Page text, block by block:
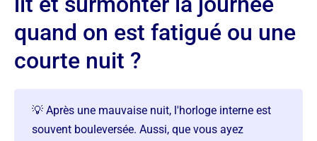
quand on est fatigué ou une
courte nuit ?
💡 Après une mauvaise nuit, l'horloge interne est
souvent bouleversée. Aussi, que vous ayez